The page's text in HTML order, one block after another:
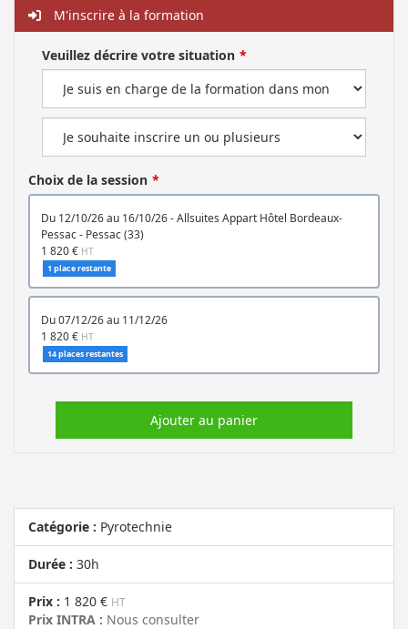
M'inscrire à la formation
Veuillez décrire votre situation
Choix de la session
du 12/10/26 au 16/10/26 - Allsuites Appart Hôtel Bordeaux-
Pessac - Pessac (33)
1 820 € HT
1 place restante
du 07/12/26 au 11/12/26
1 820 € HT
14 places restantes
Ajouter au panier
Catégorie : Pyrotechnie
Durée : 30h
Prix : 1 820 € HT
Prix INTRA : Nous consulter